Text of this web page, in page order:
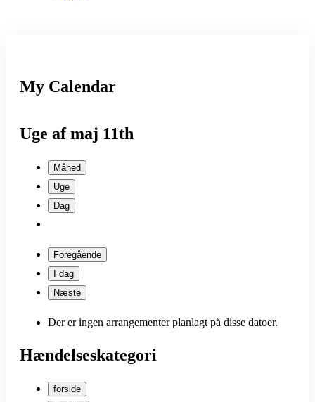
My Calendar
Uge af maj 11th
Måned
Uge
Dag
Foregående
I dag
Næste
Der er ingen arrangementer planlagt på disse datoer.
Hændelseskategori
forside